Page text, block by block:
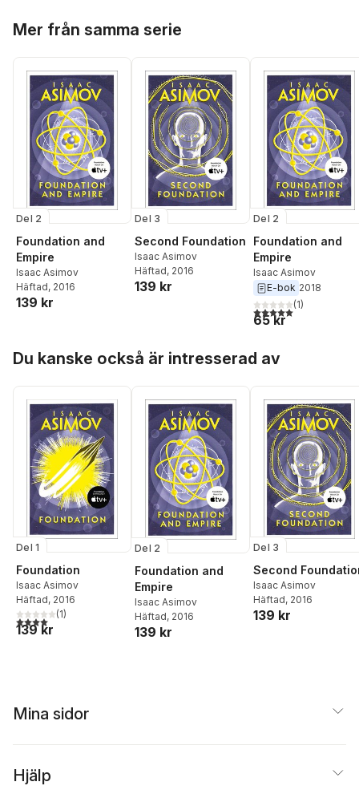
Mer från samma serie
Del 2
Foundation and
Empire
Isaac Asimov
Häftad, 2016
139 kr
Del 3
Second Foundation
Isaac Asimov
Häftad, 2016
139 kr
Del 2
Foundation and
Empire
Isaac Asimov
E-bok 2018
5,0utav 5 stjärnor.
(1)
65 kr
Du kanske också är intresserad av
Del 1
Foundation
Isaac Asimov
Häftad, 2016
4,0utav 5 stjärnor. Totalt antal röster:
(1)
139 kr
Del 2
Foundation and
Empire
Isaac Asimov
Häftad, 2016
139 kr
Del 3
Second
Isaac Asimov
Häftad, 2016
139 kr
Mina sidor
Hjälp